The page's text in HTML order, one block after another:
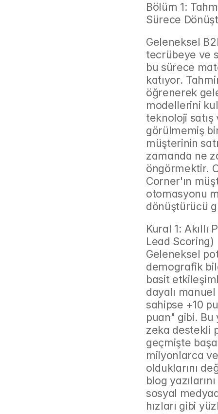
Bölüm 1:
Sürece
Geleneksel
tecrübeye ve
bu sürece
katıyor.
öğrenerek
modellerini
teknoloji
görülmemiş
müşterinin
zamanda ne
öngörmektir.
Corner'ın
otomasyonu
dönüştürücü
Kural 1:
Lead Scoring)
Geleneksel
demografik
basit
dayalı
sahipse +10
puan" gibi. Bu
zeka destekli
geçmişte
milyonlarca
olduklarını
blog
sosyal
hızları gibi